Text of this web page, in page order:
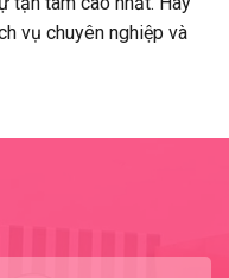
vụ chuyên nghiệp và